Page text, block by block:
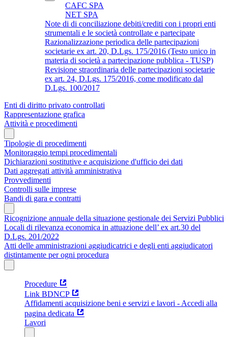
CAFC SPA
NET SPA
Note di di conciliazione debiti/crediti con i propri enti
strumentali e le società controllate e partecipate
Razionalizzazione periodica delle partecipazioni
societarie ex art. 20, D.Lgs. 175/2016 (Testo unico in
materia di società a partecipazione pubblica - TUSP)
Revisione straordinaria delle partecipazioni societarie
ex art. 24, D.Lgs. 175/2016, come modificato dal
D.Lgs. 100/2017
Enti di diritto privato controllati
Rappresentazione grafica
Attività e procedimenti
Tipologie di procedimenti
Monitoraggio tempi procedimentali
Dichiarazioni sostitutive e acquisizione d'ufficio dei dati
Dati aggregati attività amministrativa
Provvedimenti
Controlli sulle imprese
Bandi di gara e contratti
Ricognizione annuale della situazione gestionale dei Servizi Pubblici
Locali di rilevanza economica in attuazione dell’ ex art.30 del
D.Lgs. 201/2022
Atti delle amministrazioni aggiudicatrici e degli enti aggiudicatori
distintamente per ogni procedura
Procedure
Link BDNCP
Affidamenti acquisizione beni e servizi e lavori - Accedi alla
pagina dedicata
Lavori